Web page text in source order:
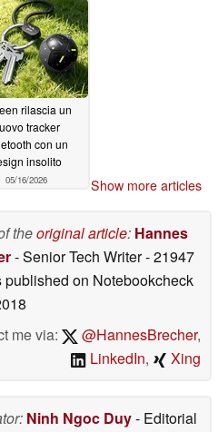
rilascia un
tracker
con un
insolito
05/16/2026 Show more articles
theoriginal article: Hannes
- Senior Tech Writer- 21947
published on Notebookcheck
me via:
@HannesBrecher,
LinkedIn, Xing
Ninh Ngoc Duy- Editorial